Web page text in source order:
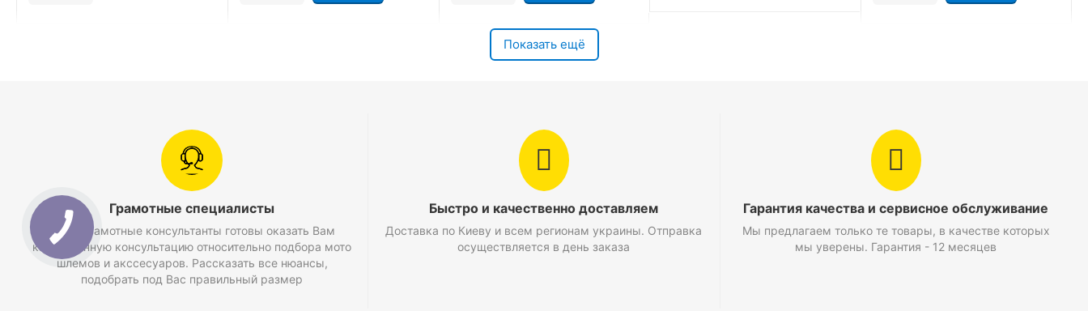
Показать ещё
Грамотные специалисты
Наши грамотные консультанты готовы оказать Вам
качественную консультацию относительно подбора мото
шлемов и акссесуаров. Рассказать все нюансы,
подобрать под Вас правильный размер
Быстро и качественно доставляем
Доставка по Киеву и всем регионам украины. Отправка
осуществляется в день заказа
Гарантия качества и сервисное обслуживание
Мы предлагаем только те товары, в качестве которых
мы уверены. Гарантия - 12 месяцев